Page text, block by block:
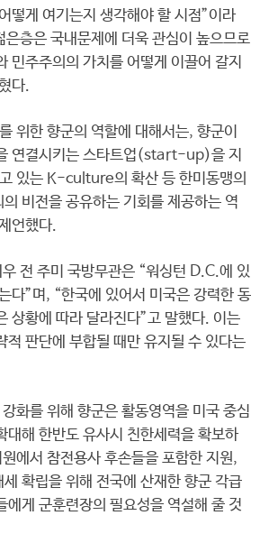
떻게 여기는지 생각해야 할 시점”이라
은층은 국내문제에 더욱 관심이 높으므로
민주주의의 가치를 어떻게 이끌어 갈지
다.
위한 향군의 역할에 대해서는, 향군이
연결시키는 스타트업(start-up)을 지
있는 K-culture의 확산 등 한미동맹의
비전을 공유하는 기회를 제공하는 역
언했다.
전 주미 국방무관은 “워싱턴 D.C.에 있
다”며, “한국에 있어서 미국은 강력한 동
상황에 따라 달라진다”고 말했다. 이는
적 판단에 부합될 때만 유지될 수 있다는
화를 위해 향군은 활동영역을 미국 중심
대해 한반도 유사시 친한세력을 확보하
에서 참전용사 후손들을 포함한 지원,
확립을 위해 전국에 산재한 향군 각급
에게 군훈련장의 필요성을 역설해 줄 것